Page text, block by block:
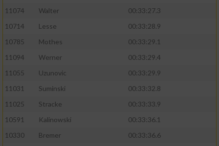
11074
Walter
00:33:27.3
10714
Lesse
00:33:28.9
10785
Mothes
00:33:29.1
11094
Werner
00:33:29.4
11055
Uzunovic
00:33:29.9
11031
Suminski
00:33:32.8
11025
Stracke
00:33:33.9
10591
Kalinowski
00:33:36.1
10330
Bremer
00:33:36.6